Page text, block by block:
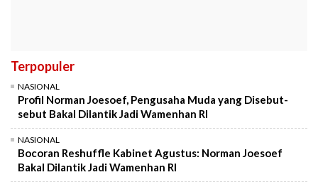
Terpopuler
NASIONAL
Profil Norman Joesoef, Pengusaha Muda yang Disebut-
sebut Bakal Dilantik Jadi Wamenhan RI
NASIONAL
Bocoran Reshuffle Kabinet Agustus: Norman Joesoef
Bakal Dilantik Jadi Wamenhan RI